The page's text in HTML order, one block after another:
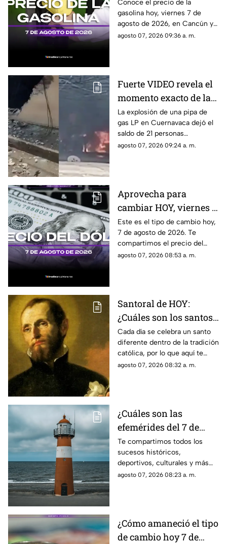
HOY, viernes 7 de
agosto de 2026, en
Quintana Roo
Conoce el precio de la
gasolina hoy, viernes 7 de
agosto de 2026, en Cancún y
el resto de Quintana Roo. Este
agosto 07, 2026 09:36 a. m.
Fuerte VIDEO revela el
momento exacto de la
3xpl0s1ón de pipa de
gas LP que dejó a 21
personas l3s10n4d4s:
Esto se sabe sobre lo
La explosión de una pipa de
gas LP en Cuernavaca dejó el
saldo de 21 personas
lesionadas y en redes sociales
agosto 07, 2026 09:24 a. m.
Aprovecha para
cambiar HOY, viernes 7
de agosto de 2026: Este
es el precio del dólar
estadounidense en
Cancún
Este es el tipo de cambio hoy,
7 de agosto de 2026. Te
compartimos el precio del
dólar hoy en Cancún, así como
agosto 07, 2026 08:53 a. m.
Santoral de HOY:
¿Cuáles son los santos
que se celebran este
viernes 7 de agosto de
2026?
Cada día se celebra un santo
diferente dentro de la tradición
católica, por lo que aquí te
compartimos el santoral
agosto 07, 2026 08:32 a. m.
¿Cuáles son las
efemérides del 7 de
agosto? Esto se celebra
un día como hoy en
México y el mundo
Te compartimos todos los
sucesos históricos,
deportivos, culturales y más
que marcaron las efemérides
agosto 07, 2026 08:23 a. m.
¿Cómo amaneció el tipo
de cambio hoy 7 de